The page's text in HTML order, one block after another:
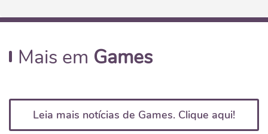
Mais em Games
Leia mais notícias de Games. Clique aqui!